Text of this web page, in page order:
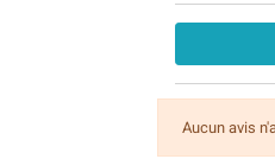
Aucun avis